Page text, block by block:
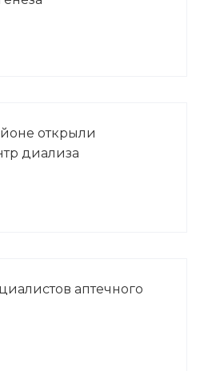
открыли
диализа
аптечного